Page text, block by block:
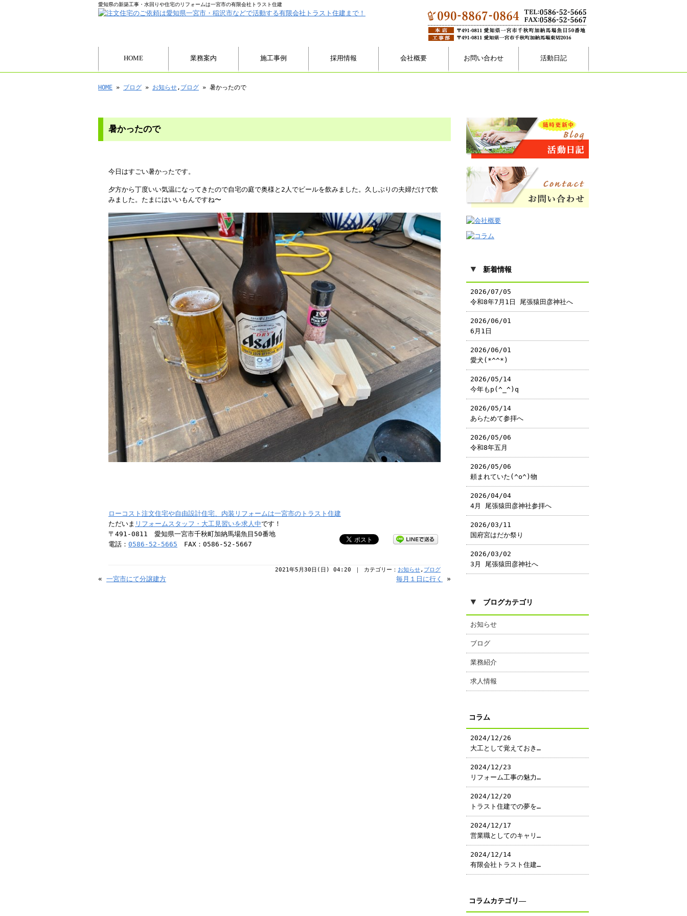
愛知県の新築工事・水回りや住宅のリフォームは一宮市の有限会社トラスト住建
HOME 業務案内 施工事例 採用情報 会社概要 お問い合わせ 活動日記
HOME » ブログ » お知らせ, ブログ » 暑かったので
暑かったので
今日はすごい暑かったです。
夕方から丁度いい気温になってきたので自宅の庭で奥様と2人でビールを飲みました。久しぶりの夫婦だけで飲
みました。たまにはいいもんですね〜
ローコスト注文住宅や自由設計住宅、内装リフォームは一宮市のトラスト住建
ただいま リフォームスタッフ・大工見習いを求人中です！
〒491-0811 愛知県一宮市千秋町加納馬場魚目50番地
電話： 0586-52-5665 FAX：0586-52-5667
2021年5月30日(日) 04:20 ｜ カテゴリー： お知らせ, ブログ
« 一宮市にて分譲建方 毎月１日に行く »
▼ 新着情報
2026/07/05
令和8年7月1日 尾張猿田彦神社へ
2026/06/01
6月1日
2026/06/01
愛犬(*^^*)
2026/05/14
今年もp(^_^)q
2026/05/14
あらためて参拝へ
2026/05/06
令和8年五月
2026/05/06
頼まれていた(^o^)物
2026/04/04
4月 尾張猿田彦神社参拝へ
2026/03/11
国府宮はだか祭り
2026/03/02
3月 尾張猿田彦神社へ
▼ ブログカテゴリ
お知らせ
ブログ
業務紹介
求人情報
コラム
2024/12/26
大工として覚えておき…
2024/12/23
リフォーム工事の魅力…
2024/12/20
トラスト住建での夢を…
2024/12/17
営業職としてのキャリ…
2024/12/14
有限会社トラスト住建…
コラムカテゴリ―